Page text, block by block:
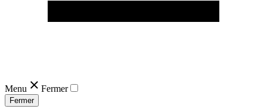
Menu Fermer
Fermer